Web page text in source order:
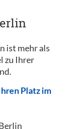
ist mehr als
zu Ihrer
Platz im